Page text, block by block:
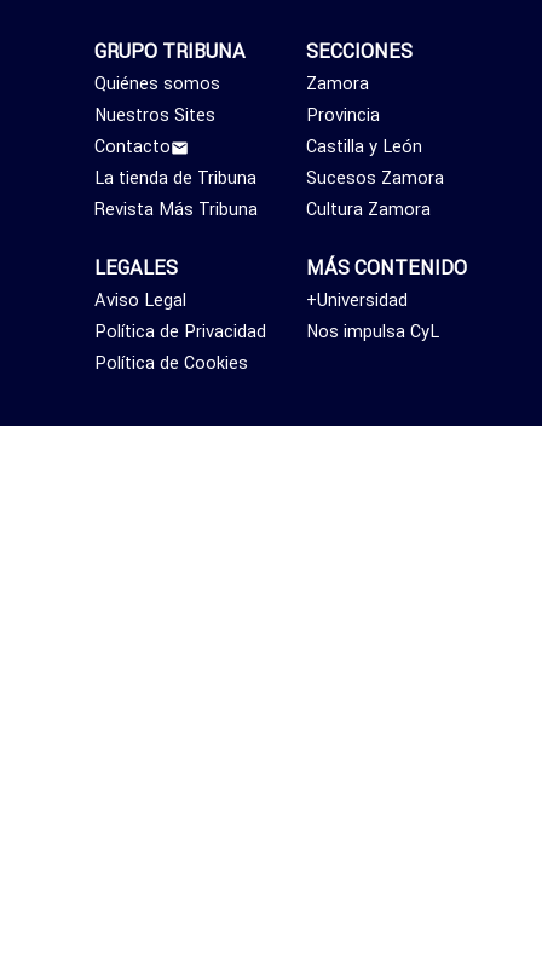
SECCIONES
Zamora
Provincia
Castilla y León
Sucesos Zamora
Cultura Zamora
MÁS CONTENIDO
+Universidad
Nos impulsa CyL
GRUPO TRIBUNA
Quiénes somos
Nuestros Sites
Contacto
La tienda de Tribuna
Revista Más Tribuna
LEGALES
Aviso Legal
Política de Privacidad
Política de Cookies